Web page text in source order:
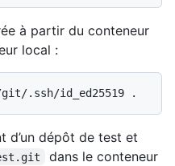
à partir du conteneur
local :
d’un dépôt de test et
dans le conteneur